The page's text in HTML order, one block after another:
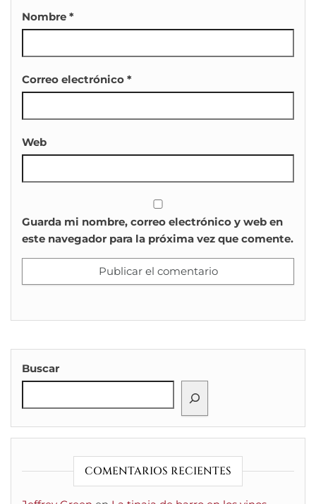
Nombre *
Correo electrónico *
Web
Guarda mi nombre, correo electrónico y web en
este navegador para la próxima vez que comente.
Buscar
COMENTARIOS RECIENTES